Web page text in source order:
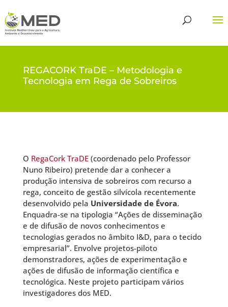
REGACORK TraDE – Metodologia e
Tecnologia em Rega de Sobreiros
O RegaCork TraDE(coordenado pelo Professor
Nuno Ribeiro) pretende dar a conhecer a
produção intensiva de sobreiros com recurso a
rega, conceito de gestão silvícola recentemente
desenvolvido pela Universidade de Évora.
Enquadra-se na tipologia “Ações de disseminação
e de difusão de novos conhecimentos e
tecnologias gerados no âmbito I&D, para o tecido
empresarial”. Envolve projetos-piloto
demonstradores, ações de experimentação e
ações de difusão de informação científica e
tecnológica. Neste projeto participam vários
investigadores dos MED.